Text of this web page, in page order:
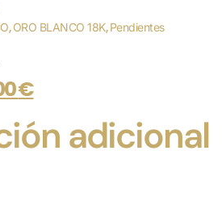
,ORO BLANCO 18K,Pendientes
€
adicional